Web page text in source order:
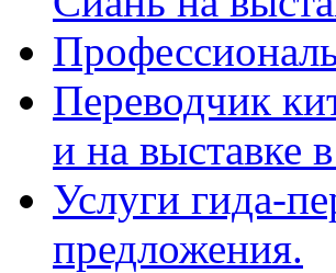
Переводчик
и на выставке
Услуги гида-
предложения.